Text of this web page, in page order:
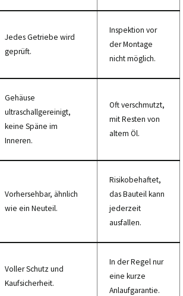
Jedes Getriebe wird
geprüft.
Inspektion vor
der Montage
nicht möglich.
Gehäuse
ultraschallgereinigt,
keine Späne im
Inneren.
Oft verschmutzt,
mit Resten von
altem Öl.
Vorhersehbar, ähnlich
wie ein Neuteil.
Risikobehaftet,
das Bauteil kann
jederzeit
ausfallen.
Voller Schutz und
Kaufsicherheit.
In der Regel nur
eine kurze
Anlaufgarantie.